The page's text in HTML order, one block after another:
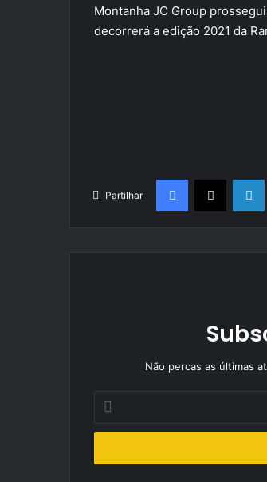
Montanha JC Group
decorrerá a edição 2021 da
Partilhar
Facebook
X
Não percas as últimas
Indique
seu
de